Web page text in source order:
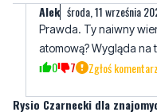
0 7 Zgłoś
Rysio Czarnecki dla
Dórzo jezdzilem na brókslke
5 2 Zgłoś komentarz